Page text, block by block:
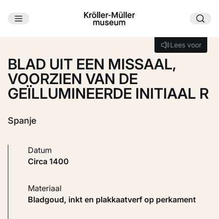
Ga naar hoofdinhoud
Lees voor
Lees voor
BLAD UIT EEN MISSAAL,
VOORZIEN VAN DE
GEÏLLUMINEERDE INITIAAL R
Spanje
Datum
circa 1400
Materiaal
Bladgoud, inkt en plakkaatverf op perkament